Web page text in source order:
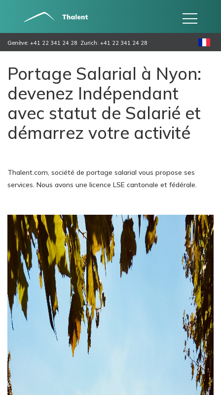
Genève: +41 22 341 24 28 Zurich: +41 22 341 24 28
Portage Salarial à Nyon:
devenez Indépendant
avec statut de Salarié et
démarrez votre activité
Thalent.com, société de portage salarial vous propose ses
services. Nous avons une licence LSE cantonale et fédérale.